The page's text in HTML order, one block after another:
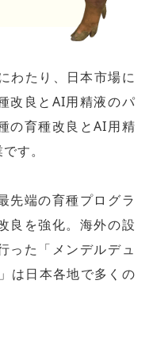
わたり、日本市場に
改良とAI用精液のパ
の育種改良とAI用精
す。
先端の育種プログラ
良を強化。海外の設
った「メンデルデュ
は日本各地で多くの